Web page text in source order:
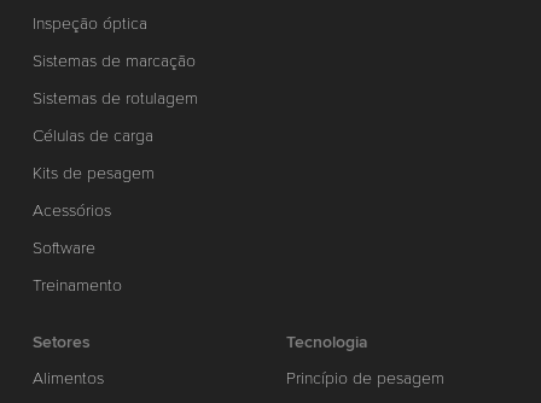
Inspeção óptica
Sistemas de marcação
Sistemas de rotulagem
Células de carga
Kits de pesagem
Acessórios
Software
Treinamento
Setores
Alimentos
Tecnologia
Princípio de pesagem